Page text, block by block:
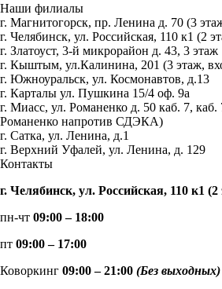
Наши филиалы
г. Магнитогорск, пр. Ленина д. 70 (3
г. Челябинск, ул. Российская, 110 к1 (2
г. Златоуст, 3-й микрорайон д. 43, 3 этаж
г. Кыштым, ул.Калинина, 201 (3 этаж,
г. Южноуральск, ул. Космонавтов, д.13
г. Карталы ул. Пушкина 15/4 оф. 9а
г. Миасс, ул. Романенко д. 50 каб. 7, каб.
Романенко напротив СДЭКА)
г. Сатка, ул. Ленина, д.1
г. Верхний Уфалей, ул. Ленина, д. 129
Контакты
г. Челябинск, ул. Российская, 110 к1
пн-чт 09:00 – 18:00
пт 09:00 – 17:00
Коворкинг 09:00 – 21:00 (Без выходных)